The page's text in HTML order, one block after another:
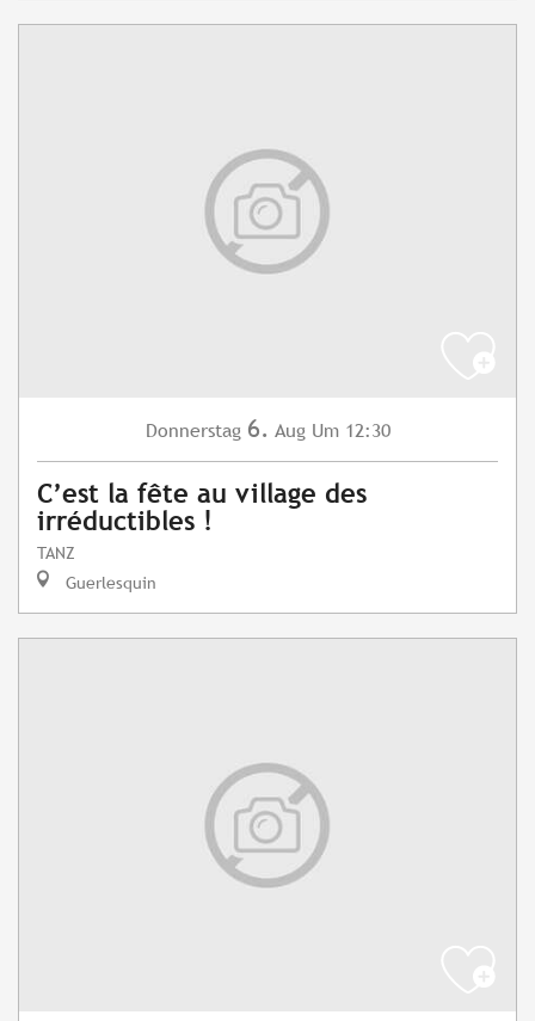
Donnerstag 6. Aug Um 12:30
C’est la fête au village des
irréductibles !
TANZ
Guerlesquin